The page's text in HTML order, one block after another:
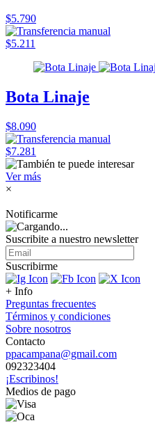
$5.790
$5.211
Bota Linaje
$8.090
$7.281
Ver más
×
Notificarme
Suscribite a nuestro newsletter
Suscribirme
+ Info
Preguntas frecuentes
Términos y condiciones
Sobre nosotros
Contacto
ppacampana@gmail.com
092323404
¡Escribinos!
Medios de pago